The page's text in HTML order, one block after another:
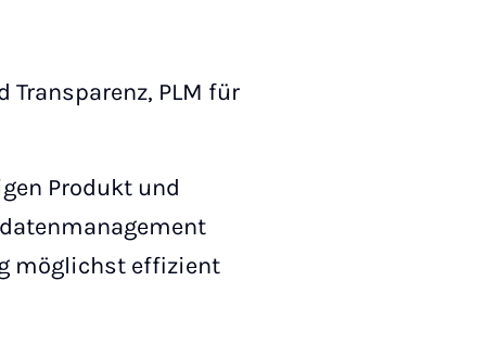
Transparenz, PLM für
Produkt und
möglichst effizient